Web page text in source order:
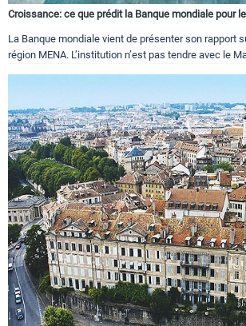
Croissance: ce que prédit la Banque mondiale pour
La Banque mondiale vient de présenter son rapport
région MENA. L’institution n’est pas tendre avec le